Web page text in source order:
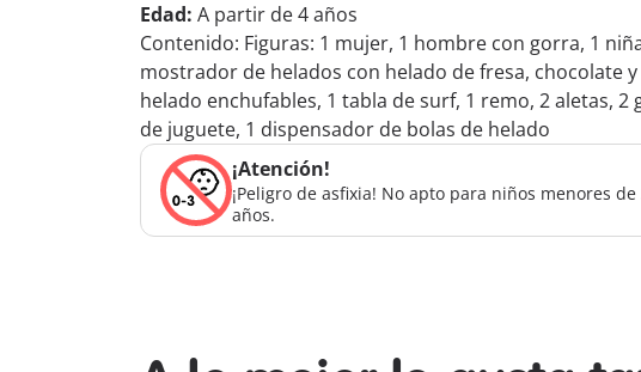
Edad: A partir de 4 años
Contenido: Figuras: 1 mujer, 1 hombre con gorra, 1
mostrador de helados con helado de fresa, chocolate
helado enchufables, 1 tabla de surf, 1 remo, 2 aletas,
de juguete, 1 dispensador de bolas de helado
¡Atención!
¡Peligro de asfixia! No apto para niños menores de
años.